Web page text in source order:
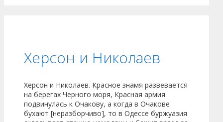
Херсон и Николаев
Херсон и Николаев. Красное знамя развевается
на берегах Черного моря, Красная армия
подвинулась к Очакову, а когда в Очакове
бухают [неразборчиво], то в Одессе буржуазия